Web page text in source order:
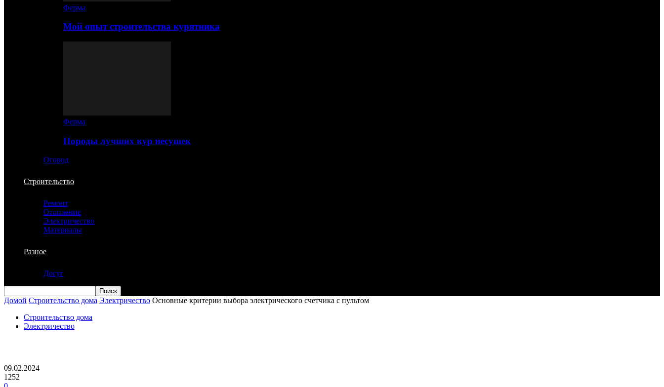
Ферма
Мой опыт строительства курятника
Ферма
Породы лучших кур несушек
Огород
Строительство
Ремонт
Отопление
Электричество
Материалы
Разное
Досуг
Домой Строительство дома Электричество Основные критерии выбора электрического счетчика с пультом
Строительство дома
Электричество
09.02.2024
1252